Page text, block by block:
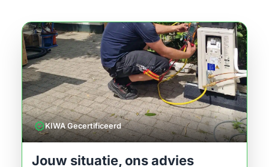
verifiedKIWA Gecertificeerd
Jouw situatie, ons advies